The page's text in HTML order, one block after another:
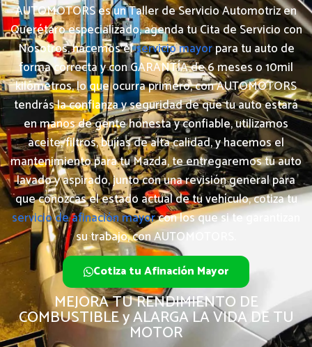
AUTOMOTORS es un Taller de Servicio Automotriz en
Querétaro especializado, agenda tu Cita de Servicio con
Nosotros, hacemos elservicio mayorpara tu auto de
forma correcta y con GARANTÍA de 6 meses o 10mil
kilómetros, lo que ocurra primero, con AUTOMOTORS
tendrás la confianza y seguridad de que tu auto estará
en manos de gente honesta y confiable, utilizamos
aceite, filtros, bujías de alta calidad, y hacemos el
mantenimiento para tu Mazda, te entregaremos tu auto
lavado y aspirado, junto con una revisión general para
que conozcas el estado actual de tu vehículo, cotiza tu
servicio de afinación mayorcon los que si te garantizan
su trabajo, con AUTOMOTORS.
Cotiza tu Afinación Mayor
MEJORA TU RENDIMIENTO DE
COMBUSTIBLE y ALARGA LA VIDA DE TU
MOTOR